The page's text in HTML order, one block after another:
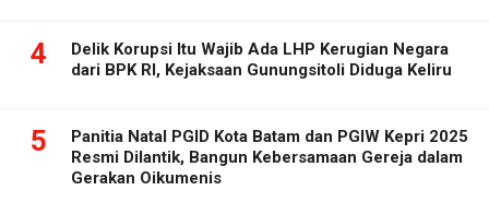
4
Delik Korupsi Itu Wajib Ada LHP Kerugian Negara
dari BPK RI, Kejaksaan Gunungsitoli Diduga Keliru
5
Panitia Natal PGID Kota Batam dan PGIW Kepri 2025
Resmi Dilantik, Bangun Kebersamaan Gereja dalam
Gerakan Oikumenis